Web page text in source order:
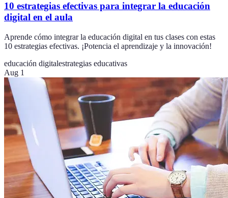
10 estrategias efectivas para integrar la educación
digital en el aula
Aprende cómo integrar la educación digital en tus clases con estas
10 estrategias efectivas. ¡Potencia el aprendizaje y la innovación!
educación digitalestrategias educativas
Aug 1